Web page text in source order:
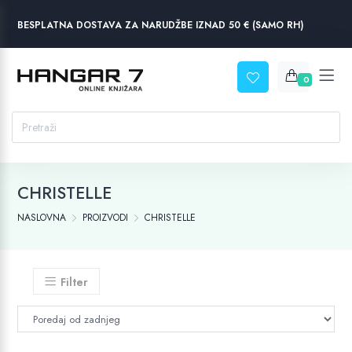
BESPLATNA DOSTAVA ZA NARUDŽBE IZNAD 50 € (SAMO RH)
0
CHRISTELLE
NASLOVNA PROIZVODI CHRISTELLE
Filter